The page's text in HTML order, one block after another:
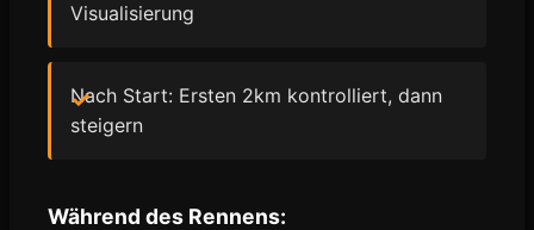
Visualisierung
Nach Start: Ersten 2km kontrolliert, dann
steigern
Während des Rennens: